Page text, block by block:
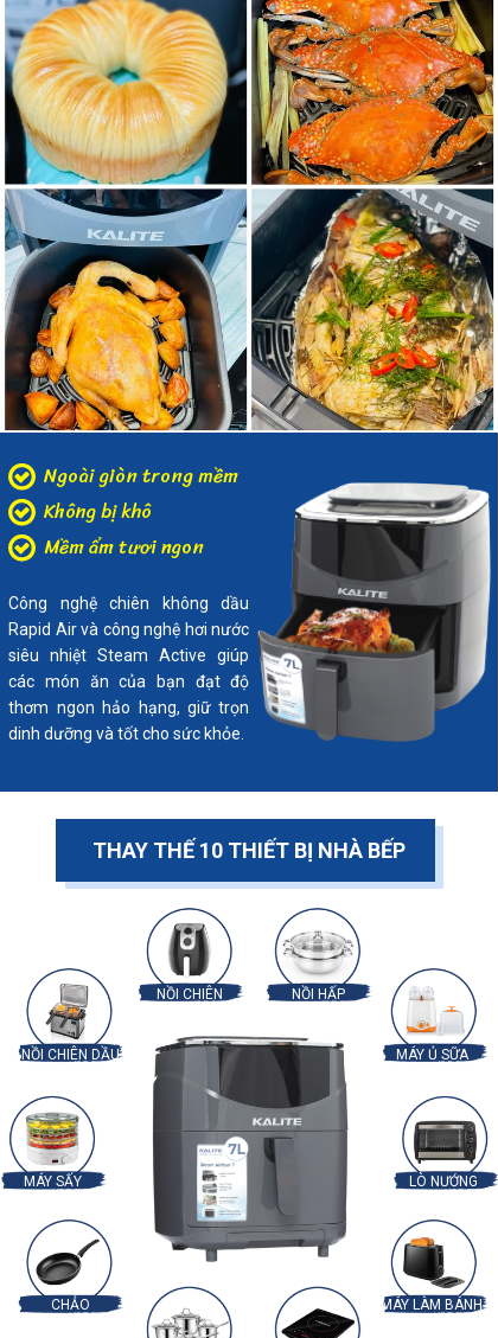
Ngoài giòn trong mềm
Không bị khô
Mềm ẩm tươi ngon
Công nghệ chiên không dầu
Rapid Air và công nghệ hơi nước
siêu nhiệt Steam Active giúp
các món ăn của bạn đạt độ
thơm ngon hảo hạng, giữ trọn
dinh dưỡng và tốt cho sức khỏe.
THAY THẾ 10 THIẾT BỊ NHÀ BẾP
NỒI CHIÊN NỒI HẤP
MÁY Ủ SỮA
LÒ NƯỚNG
MÁY LÀM BÁNH
CHẢO
MÁY SẤY
NỒI CHIÊN DẦU